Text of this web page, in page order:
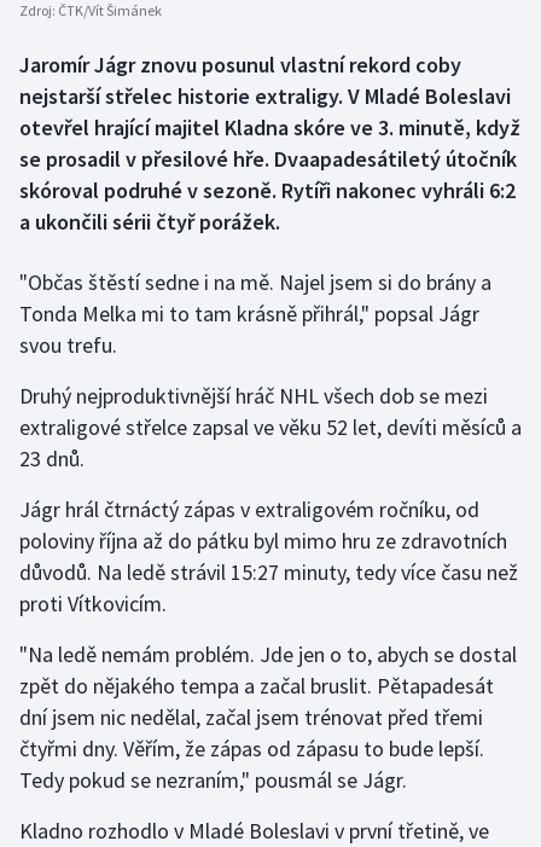
Box
Curling
Dostihy
Florbal
Golf
Házená
Judo
Krasobruslení
Lezení
Lyže a snowboard
Moderní pětiboj
Motorsport
Zdroj: ČTK/Vít Šimánek
Jaromír Jágr znovu posunul vlastní rekord coby
nejstarší střelec historie extraligy. V Mladé Boleslavi
otevřel hrající majitel Kladna skóre ve 3. minutě, když
se prosadil v přesilové hře. Dvaapadesátiletý útočník
skóroval podruhé v sezoně. Rytíři nakonec vyhráli 6:2
a ukončili sérii čtyř porážek.
"Občas štěstí sedne i na mě. Najel jsem si do brány a
Tonda Melka mi to tam krásně přihrál," popsal Jágr
svou trefu.
Druhý nejproduktivnější hráč NHL všech dob se mezi
extraligové střelce zapsal ve věku 52 let, devíti měsíců a
23 dnů.
Jágr hrál čtrnáctý zápas v extraligovém ročníku, od
poloviny října až do pátku byl mimo hru ze zdravotních
důvodů. Na ledě strávil 15:27 minuty, tedy více času než
proti Vítkovicím.
"Na ledě nemám problém. Jde jen o to, abych se dostal
zpět do nějakého tempa a začal bruslit. Pětapadesát
dní jsem nic nedělal, začal jsem trénovat před třemi
čtyřmi dny. Věřím, že zápas od zápasu to bude lepší.
Tedy pokud se nezraním," pousmál se Jágr.
Kladno rozhodlo v Mladé Boleslavi v první třetině, ve